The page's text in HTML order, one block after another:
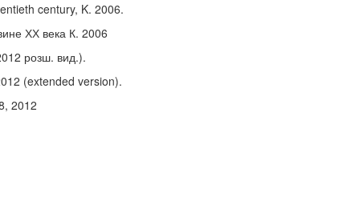
century, K. 2006.
ХХ века К. 2006
2012 розш. вид.).
(extended version).
2012